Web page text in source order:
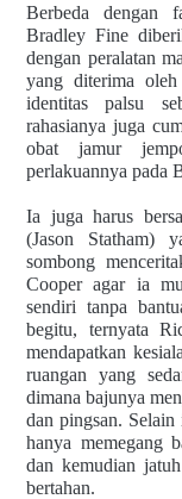
Berbeda dengan
Bradley Fine
dengan peralatan
yang diterima
identitas palsu
rahasianya juga
obat jamur
perlakuannya pada
Ia juga harus
(Jason Statham)
sombong
Cooper agar ia
sendiri tanpa
begitu, ternyata
mendapatkan
ruangan yang
dimana bajunya
dan pingsan.
hanya memegang
dan kemudian
bertahan.